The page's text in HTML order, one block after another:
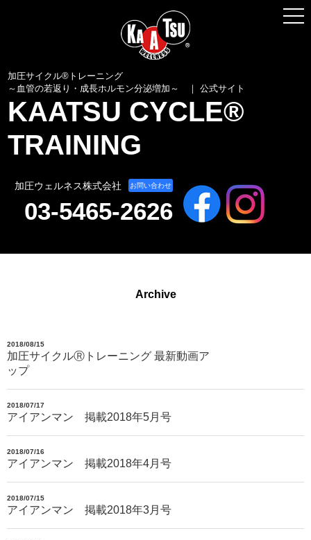
加圧サイクル®トレーニング
～血管の若返り・成長ホルモン分泌増加～ ｜ 公式サイト
KAATSU CYCLE®
TRAINING
加圧ウェルネス株式会社 お問い合わせ
03-5465-2626
加圧トレーナーとは
加圧ギアの紹介
動画／トレーニング事例
養成講習会・加圧トレーナー説明会
各種お申し込みはこちら
Archive
2018/08/15
加圧サイクルⓇトレーニング 最新動画ア
ップ
2018/07/17
アイアンマン 掲載2018年5月号
2018/07/16
アイアンマン 掲載2018年4月号
2018/07/15
アイアンマン 掲載2018年3月号